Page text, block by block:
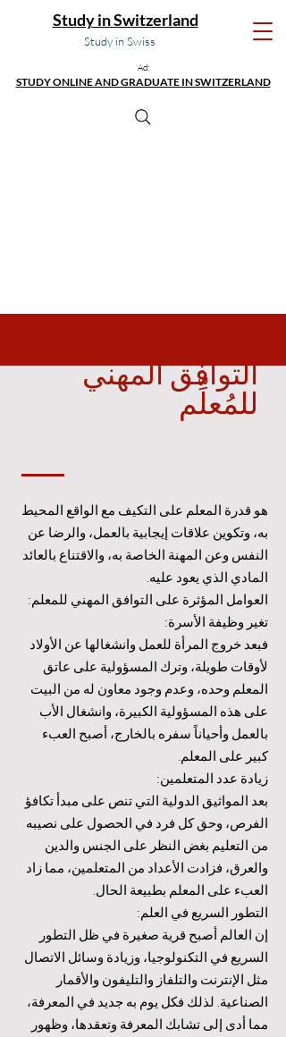
Study in Swiss
Study in Switzerland
Ad:
STUDY ONLINE AND GRADUATE IN SWITZERLAND
التوافق المهني
للمُعلِّم
هو قدرة المعلم على التكيف مع الواقع المحيط
به، وتكوين علاقات إيجابية بالعمل، والرضا عن
النفس وعن المهنة الخاصة به، والاقتناع بالعائد
المادي الذي يعود عليه.
العوامل المؤثرة على التوافق المهني للمعلم:
تغير وظيفة الأسرة:
فبعد خروج المرأة للعمل وانشغالها عن الأولاد
لأوقات طويلة، وترك المسؤولية على عاتق
المعلم وحده، وعدم وجود معاون له من البيت
على هذه المسؤولية الكبيرة، وانشغال الأب
بالعمل وأحياناً سفره بالخارج، أصبح العبء
كبير على المعلم.
زيادة عدد المتعلمين:
بعد المواثيق الدولية التي تنص على مبدأ تكافؤ
الفرص، وحق كل فرد في الحصول على نصيبه
من التعليم بغض النظر على الجنس والدين
والعرق، فزادت الأعداد من المتعلمين، مما زاد
العبء على المعلم بطبيعة الحال.
التطور السريع في العلم:
إن العالم أصبح قرية صغيرة في ظل التطور
السريع في التكنولوجيا، وزيادة وسائل الاتصال
مثل الإنترنت والتلفاز والتليفون والأقمار
الصناعية. لذلك فكل يوم به جديد في المعرفة،
مما أدى إلى تشابك المعرفة وتعقدها، وظهور